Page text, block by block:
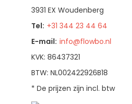
3931 EX Woudenberg
Tel: +31 344 23 44 64
E-mail: info@flowbo.nl
KVK: 86437321
BTW: NL002422926B18
* De prijzen zijn incl. btw